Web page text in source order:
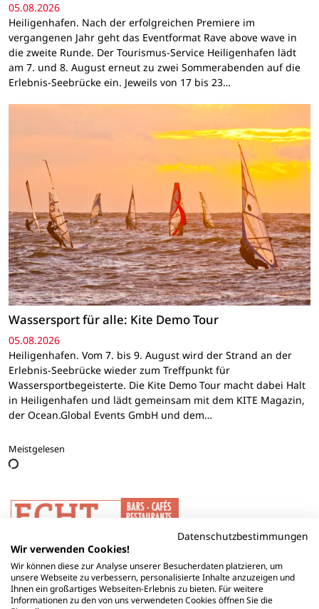
05.08.2026
Heiligenhafen. Nach der erfolgreichen Premiere im
vergangenen Jahr geht das Eventformat Rave above wave in
die zweite Runde. Der Tourismus-Service Heiligenhafen lädt
am 7. und 8. August erneut zu zwei Sommerabenden auf die
Erlebnis-Seebrücke ein. Jeweils von 17 bis 23…
Wassersport für alle: Kite Demo Tour
05.08.2026
Heiligenhafen. Vom 7. bis 9. August wird der Strand an der
Erlebnis-Seebrücke wieder zum Treffpunkt für
Wassersportbegeisterte. Die Kite Demo Tour macht dabei Halt
in Heiligenhafen und lädt gemeinsam mit dem KITE Magazin,
der Ocean.Global Events GmbH und dem…
Meistgelesen
Datenschutzbestimmungen
Wir verwenden Cookies!
Wir können diese zur Analyse unserer Besucherdaten platzieren, um
unsere Webseite zu verbessern, personalisierte Inhalte anzuzeigen und
Ihnen ein großartiges Webseiten-Erlebnis zu bieten. Für weitere
Informationen zu den von uns verwendeten Cookies öffnen Sie die